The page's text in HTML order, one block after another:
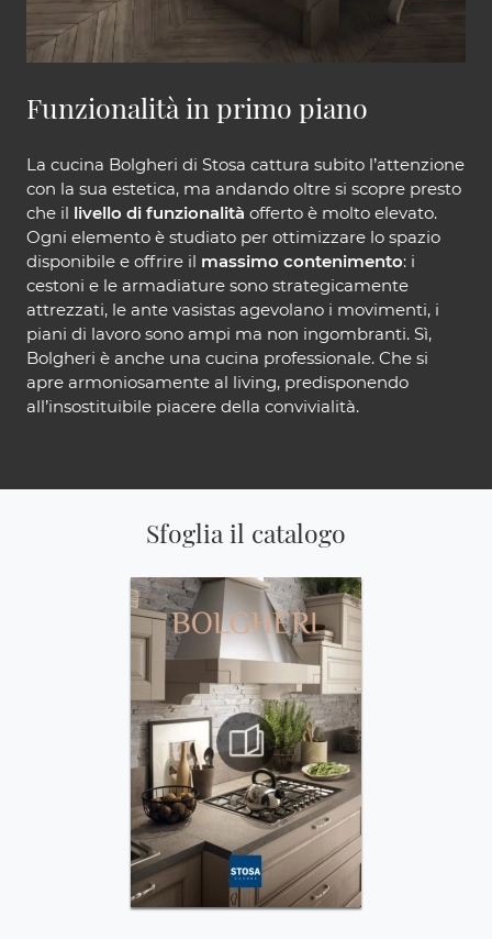
Funzionalità in primo piano
La cucina Bolgheri di Stosa cattura subito l’attenzione
con la sua estetica, ma andando oltre si scopre presto
che il livello di funzionalità offerto è molto elevato.
Ogni elemento è studiato per ottimizzare lo spazio
disponibile e offrire il massimo contenimento: i
cestoni e le armadiature sono strategicamente
attrezzati, le ante vasistas agevolano i movimenti, i
piani di lavoro sono ampi ma non ingombranti. Sì,
Bolgheri è anche una cucina professionale. Che si
apre armoniosamente al living, predisponendo
all’insostituibile piacere della convivialità.
Sfoglia il catalogo